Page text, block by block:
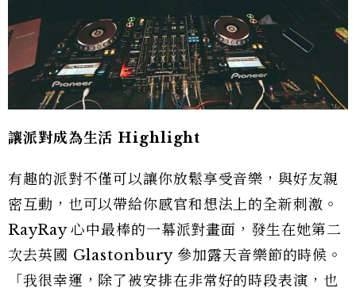
讓派對成為生活 Highlight
有趣的派對不僅可以讓你放鬆享受音樂，與好友親
密互動，也可以帶給你感官和想法上的全新刺激。
RayRay 心中最棒的一幕派對畫面，發生在她第二
次去英國 Glastonbury 參加露天音樂節的時候。
「我很幸運，除了被安排在非常好的時段表演，也